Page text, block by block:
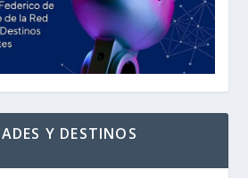
Y DESTINOS